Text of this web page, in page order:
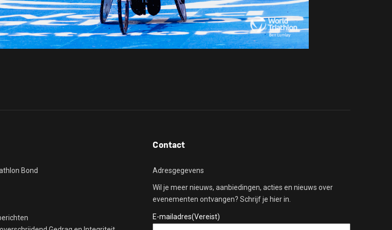
Bond
Contact
Adresgegevens
Wil je meer nieuws, aanbiedingen, acties en nieuws over
evenementen ontvangen? Schrijf je hier in.
E-mailadres(Vereist)